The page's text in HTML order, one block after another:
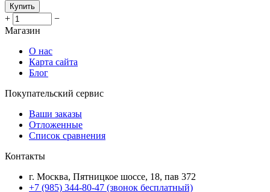
Купить
+
−
Магазин
О нас
Карта сайта
Блог
Покупательский сервис
Ваши заказы
Отложенные
Список сравнения
Контакты
г. Москва, Пятницкое шоссе, 18, пав 372
+7 (985) 344-80-47 (звонок бесплатный)